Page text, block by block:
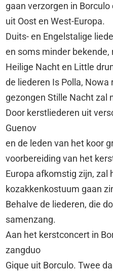
gaan verzorgen in
uit Oost en West-Europa.
Duits- en Engelstalige
en soms minder
Heilige Nacht en Little
de liederen Is Polla,
gezongen Stille Nacht zal
Door kerstliederen uit
Guenov
en de leden van het koor
voorbereiding van het
Europa afkomstig zijn, zal
kozakkenkostuum gaan
Behalve de liederen, die
samenzang.
Aan het kerstconcert in
zangduo
Gique uit Borculo. Twee